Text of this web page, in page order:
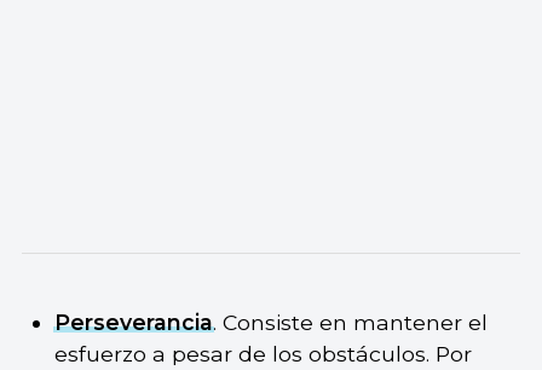
Perseverancia. Consiste en mantener el
esfuerzo a pesar de los obstáculos. Por